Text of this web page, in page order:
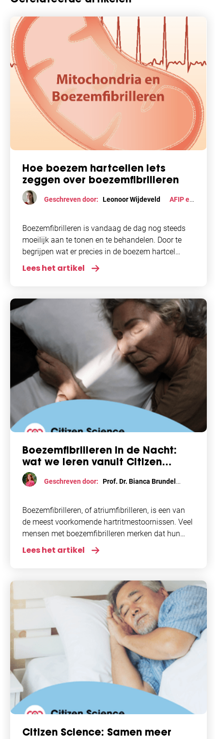
Hoe boezem hartcellen iets
zeggen over boezemfibrilleren
Geschreven door: Leonoor Wijdeveld
AFIP en
Boezemfibrilleren is vandaag de dag nog steeds
moeilijk aan te tonen en te behandelen. Door te
begrijpen wat er precies in de boezem hartcel
gebeurt tijdens deze ritmestoornis, proberen
Lees het artikel
Boezemfibrilleren in de Nacht:
wat we leren vanuit Citizen
Science
Geschreven door:
Prof. Dr. Bianca Brundel
Boezemfibrilleren, of atriumfibrilleren, is een van
de meest voorkomende hartritmestoornissen. Veel
mensen met boezemfibrilleren merken dat hun
hartritmestoornis juist ’s nachts optreedt. Stichting
Lees het artikel
Citizen Science: Samen meer